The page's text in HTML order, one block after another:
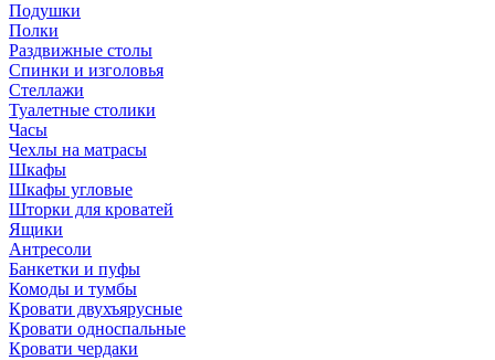
Подушки
Полки
Раздвижные столы
Спинки и изголовья
Стеллажи
Туалетные столики
Часы
Чехлы на матрасы
Шкафы
Шкафы угловые
Шторки для кроватей
Ящики
Антресоли
Банкетки и пуфы
Комоды и тумбы
Кровати двухъярусные
Кровати односпальные
Кровати чердаки